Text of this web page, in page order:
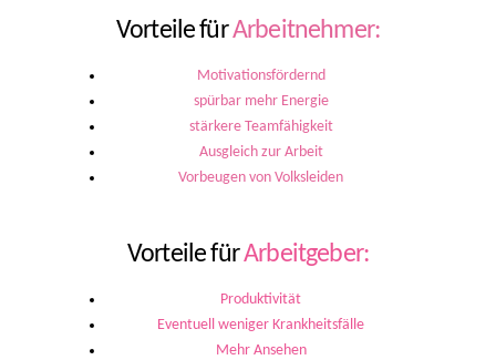
Vorteile fürArbeitnehmer:
Motivationsfördernd
spürbar mehr Energie
stärkere Teamfähigkeit
Ausgleich zur Arbeit
Vorbeugen von Volksleiden
Vorteile fürArbeitgeber:
Produktivität
Eventuell weniger Krankheitsfälle
Mehr Ansehen